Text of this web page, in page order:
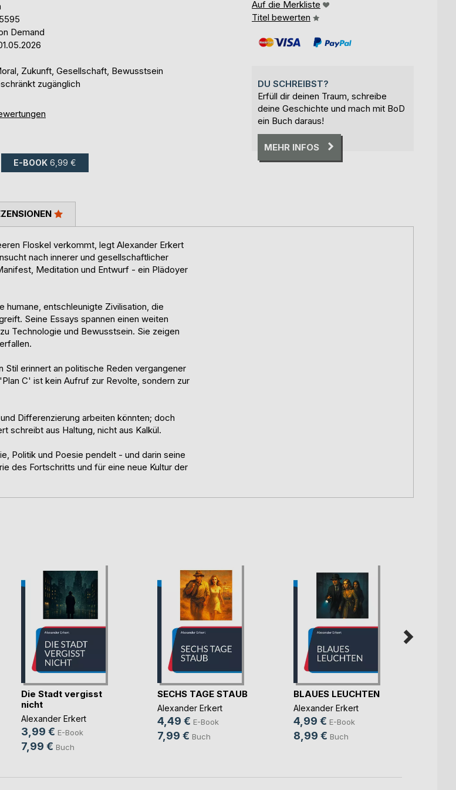
Demand
Zukunft, Gesellschaft, Bewusstsein
zugänglich
E-BOOK 6,99 €
Auf die Merkliste
Titel bewerten
DU SCHREIBST?
Erfüll dir deinen Traum, schreibe
deine Geschichte und mach mit BoD
ein Buch daraus!
MEHR INFOS
Floskel verkommt, legt Alexander Erkert
nach innerer und gesellschaftlicher
Meditation und Entwurf - ein Plädoyer
entschleunigte Zivilisation, die
Seine Essays spannen einen weiten
Technologie und Bewusstsein. Sie zeigen
erinnert an politische Reden vergangener
C' ist kein Aufruf zur Revolte, sondern zur
Differenzierung arbeiten könnten; doch
schreibt aus Haltung, nicht aus Kalkül.
Politik und Poesie pendelt - und darin seine
des Fortschritts und für eine neue Kultur der
Die Stadt vergisst
nicht
Alexander Erkert
3,99 € E-Book
7,99 € Buch
SECHS TAGE STAUB
Alexander Erkert
4,49 € E-Book
7,99 € Buch
BLAUES LEUCHTEN
Alexander Erkert
4,99 € E-Book
8,99 € Buch